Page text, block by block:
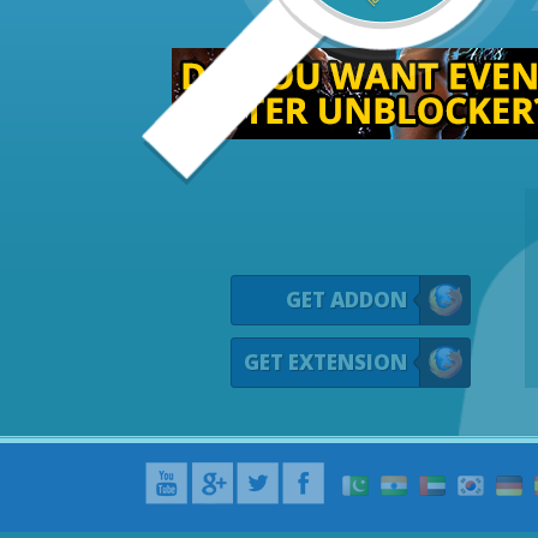
GET ADDON
GET EXTENSION